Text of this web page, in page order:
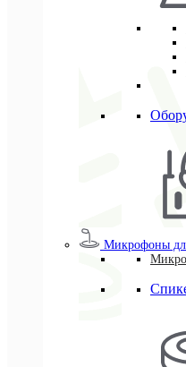
Микрофоны